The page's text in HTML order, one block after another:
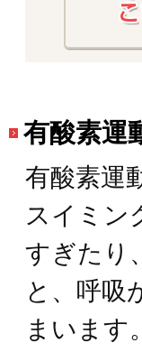
有酸素運
有酸素運
スイミン
すぎたり
と、呼吸
まいます。